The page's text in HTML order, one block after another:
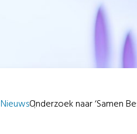
NieuwsOnderzoek naar ‘Samen